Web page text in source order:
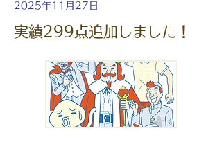
2025年11月27日
実績299点追加しました！